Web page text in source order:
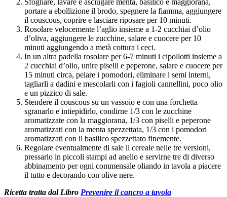
portare a ebollizione il brodo, spegnere la fiamma, aggiungere
il couscous, coprire e lasciare riposare per 10 minuti.
Rosolare velocemente l’aglio insieme a 1-2 cucchiai d’olio
d’oliva, aggiungere le zucchine, salare e cuocere per 10
minuti aggiungendo a metà cottura i ceci.
In un altra padella rosolare per 6-7 minuti i cipollotti insieme a
2 cucchiai d’olio, unire piselli e peperone, salare e cuocere per
15 minuti circa, pelare i pomodori, eliminare i semi interni,
tagliarli a dadini e mescolarli con i fagioli cannellini, poco olio
e un pizzico di sale.
Stendere il couscous su un vassoio e con una forchetta
sgranarlo e intiepidirlo, condirne 1/3 con le zucchine
aromatizzate con la maggiorana, 1/3 con piselli e peperone
aromatizzati con la menta spezzettata, 1/3 con i pomodori
aromatizzati con il basilico spezzettato finemente.
Regolare eventualmente di sale il cereale nelle tre versioni,
pressarlo in piccoli stampi ad anello e servirne tre di diverso
abbinamento per ogni commensale oliando in tavola a piacere
il tutto e decorando con olive nere.
Ricetta tratta dal Libro Prevenire il cancro a tavola